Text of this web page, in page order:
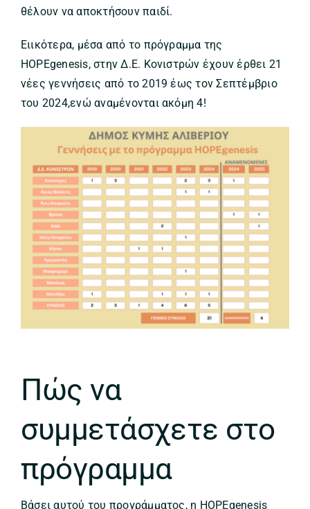
θέλουν να αποκτήσουν παιδί.
Ειικότερα, μέσα από το πρόγραμμα της
HOPEgenesis, στην Δ.Ε. Κονιστρών έχουν έρθει 21
νέες γεννήσεις από το 2019 έως τον Σεπτέμβριο
του 2024,ενώ αναμένονται ακόμη 4!
Πώς να
συμμετάσχετε στο
πρόγραμμα
Βάσει αυτού του προγράμματος, η HOPEgenesis